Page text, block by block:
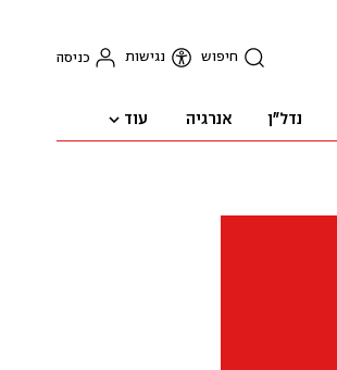
חיפוש נגישות כניסה
נדל"ן אנרגיה עוד